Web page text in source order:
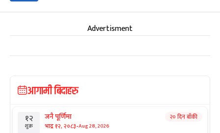
Advertisment
आगामी बिदाहरु
१२
शुक्र
जनै पूर्णिमा
भाद्र १२, २०८३-Aug 28, 2026
२० दिन बाँकी